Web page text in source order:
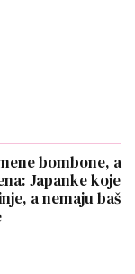
bombone, a
Japanke koje
a nemaju baš